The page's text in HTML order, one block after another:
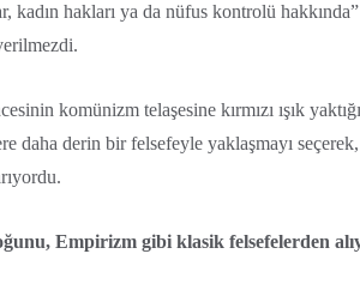
kadın hakları ya da nüfus kontrolü
komünizm telaşesine kırmızı ışık
daha derin bir felsefeyle yaklaşmayı
Empirizm gibi klasik felsefelerden